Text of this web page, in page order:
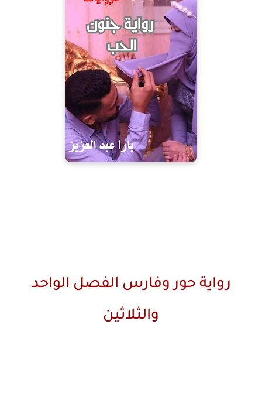
رواية حور وفارس الفصل الواحد
والثلاثين